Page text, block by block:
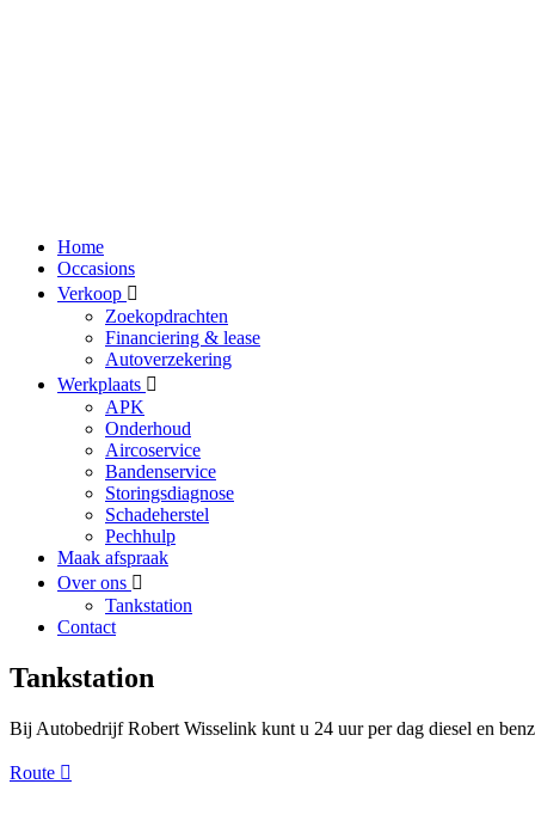
Home
Occasions
Verkoop
Zoekopdrachten
Financiering & lease
Autoverzekering
Werkplaats
APK
Onderhoud
Aircoservice
Bandenservice
Storingsdiagnose
Schadeherstel
Pechhulp
Maak afspraak
Over ons
Tankstation
Contact
Tankstation
Bij Autobedrijf Robert Wisselink kunt u 24 uur per dag diesel en
Route